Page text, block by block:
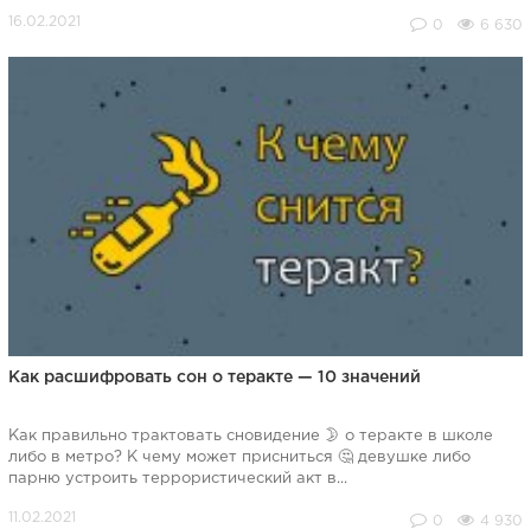
0 6 630
Как расшифровать сон о теракте — 10 значений
Как правильно трактовать сновидение 🌛 о теракте в школе
либо в метро? К чему может присниться 🤔 девушке либо
парню устроить террористический акт в...
0 4 930